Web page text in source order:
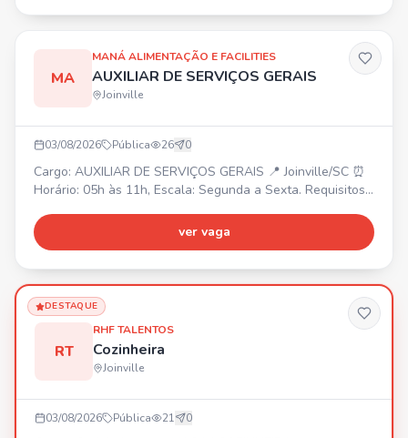
MA
MANÁ ALIMENTAÇÃO E FACILITIES
AUXILIAR DE SERVIÇOS GERAIS
Joinville
03/08/2026 Pública 26 0
Cargo: AUXILIAR DE SERVIÇOS GERAIS 📍 Joinville/SC ⏰
Horário: 05h às 11h, Escala: Segunda a Sexta. Requisitos:
• Movimentar equipamentos de limpeza. • Outras
atividades relacionadas à função. Cadastre-se também
ver vaga
DESTAQUE
RT
RHF TALENTOS
Cozinheira
Joinville
03/08/2026 Pública 21 0